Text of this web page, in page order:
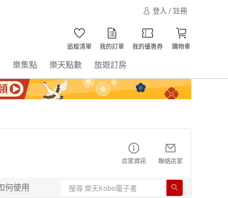
登入 / 註冊
追蹤清單 我的訂單 我的優惠券 購物車
樂集點 樂天點數 旅遊訂房
店家資訊 聯絡店家
何使用